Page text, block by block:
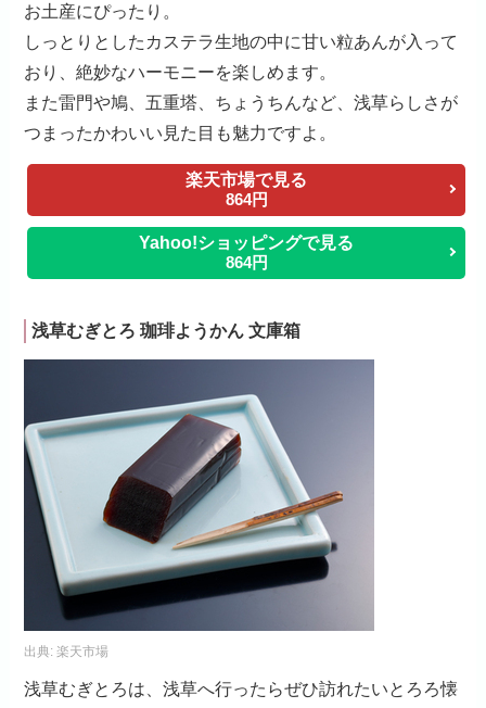
お土産にぴったり。
しっとりとしたカステラ生地の中に甘い粒あんが入って
おり、絶妙なハーモニーを楽しめます。
また雷門や鳩、五重塔、ちょうちんなど、浅草らしさが
つまったかわいい見た目も魅力ですよ。
楽天市場で見る
864円
Yahoo!ショッピングで見る
864円
浅草むぎとろ 珈琲ようかん 文庫箱
出典:楽天市場
浅草むぎとろは、浅草へ行ったらぜひ訪れたいとろろ懐